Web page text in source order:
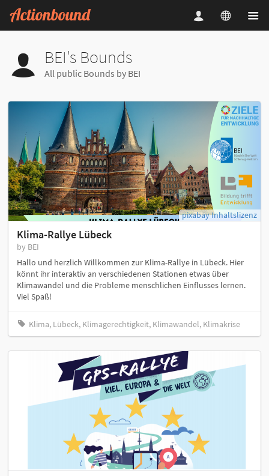
BEI's Bounds
All public Bounds by BEI
pixabay Inhaltslizenz
Klima-Rallye Lübeck
by BEI
Hallo und herzlich Willkommen zur Klima-Rallye in Lübeck. Hier
könnt ihr interaktiv an verschiedenen Stationen etwas über
Klimawandel und die Probleme menschlichen Einflusses lernen.
Viel Spaß!
Klima, Lübeck, Klimagerechtigkeit, Klimawandel, Klimakrise